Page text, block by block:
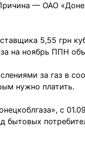
— ОАО
5,55 грн
на ноябрь ППН
за газ в
нужно платить.
с
бытовых